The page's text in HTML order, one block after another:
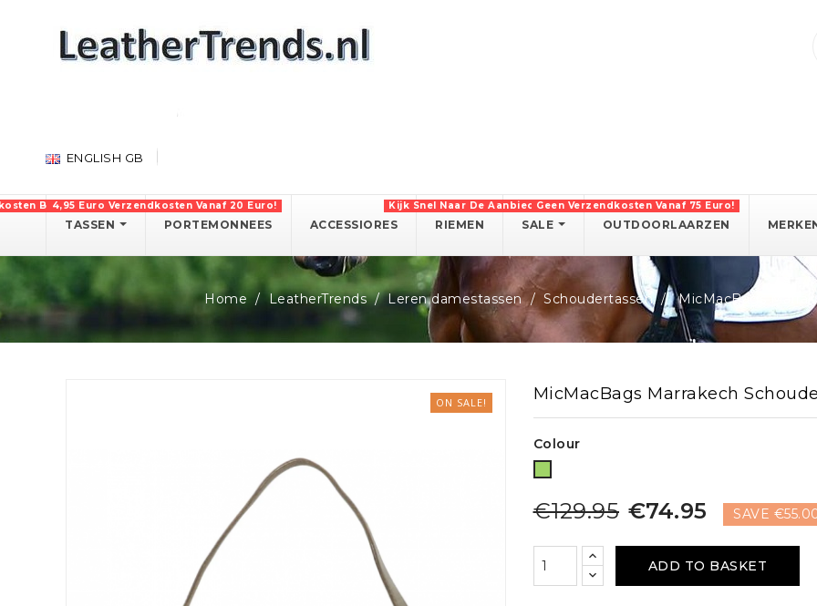
ENGLISH GB
TASSEN
Boven 750 Euro!
PORTEMONNEES
4,95 Euro Verzendkosten Vanaf 20 Euro!
ACCESSIORES RIEMEN SALE
Kijk Snel Naar De Aanbiedingen!
OUTDOORLAARZEN
Geen Verzendkosten Vanaf 75 Euro!
Home LeatherTrends Leren damestassen Schoudertassen MicMacBags
ON SALE! MicMacBags Marrakech
Colour
Green
€129.95 €74.95 SAVE
ADD TO BASKET